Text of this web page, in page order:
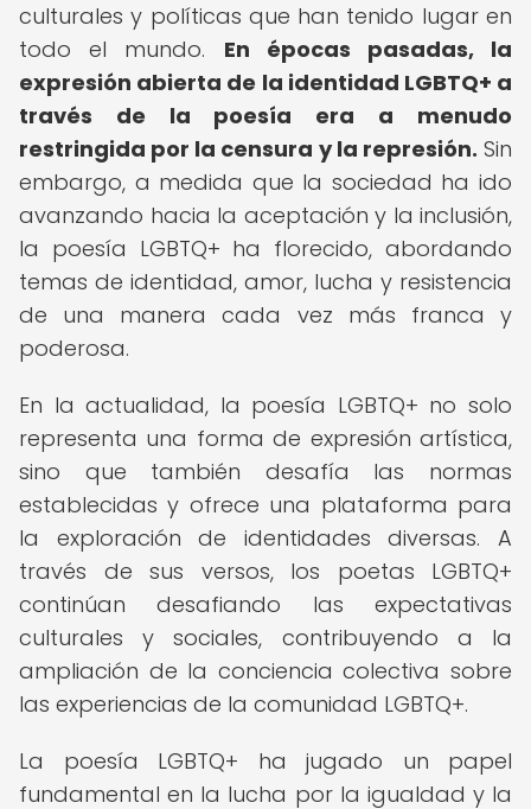
culturales y políticas que han tenido lugar en
todo el mundo. En épocas pasadas, la
expresión abierta de la identidad LGBTQ+ a
través de la poesía era a menudo
restringida por la censura y la represión. Sin
embargo, a medida que la sociedad ha ido
avanzando hacia la aceptación y la inclusión,
la poesía LGBTQ+ ha florecido, abordando
temas de identidad, amor, lucha y resistencia
de una manera cada vez más franca y
poderosa.
En la actualidad, la poesía LGBTQ+ no solo
representa una forma de expresión artística,
sino que también desafía las normas
establecidas y ofrece una plataforma para
la exploración de identidades diversas. A
través de sus versos, los poetas LGBTQ+
continúan desafiando las expectativas
culturales y sociales, contribuyendo a la
ampliación de la conciencia colectiva sobre
las experiencias de la comunidad LGBTQ+.
La poesía LGBTQ+ ha jugado un papel
fundamental en la lucha por la igualdad y la